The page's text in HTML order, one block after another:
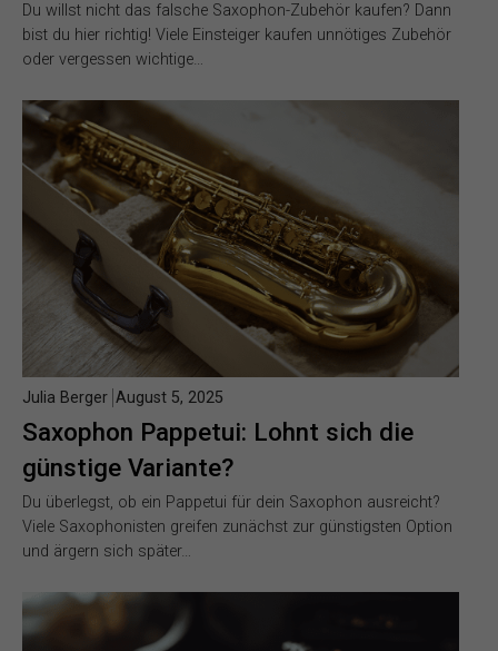
Du willst nicht das falsche Saxophon-Zubehör kaufen? Dann
bist du hier richtig! Viele Einsteiger kaufen unnötiges Zubehör
oder vergessen wichtige…
Saxophon Pappetui: Lohnt sich die
günstige Variante?
Julia Berger August 5, 2025
Du überlegst, ob ein Pappetui für dein Saxophon ausreicht?
Viele Saxophonisten greifen zunächst zur günstigsten Option
und ärgern sich später…